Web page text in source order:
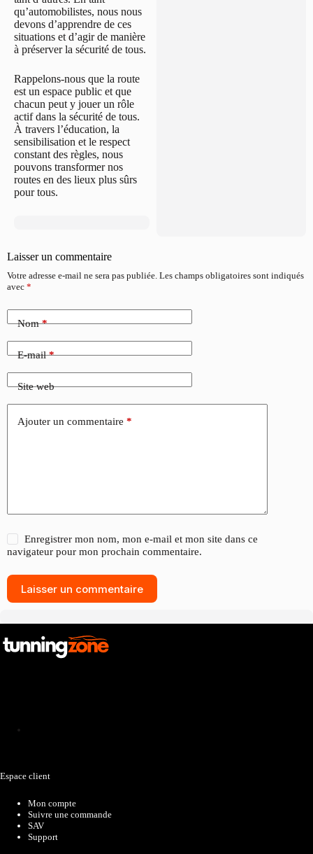
qu’automobilistes, nous nous
devons d’apprendre de ces
situations et d’agir de manière
à préserver la sécurité de tous.
Rappelons-nous que la route
est un espace public et que
chacun peut y jouer un rôle
actif dans la sécurité de tous.
À travers l’éducation, la
sensibilisation et le respect
constant des règles, nous
pouvons transformer nos
routes en des lieux plus sûrs
pour tous.
Laisser un commentaire
Votre adresse e-mail ne sera pas publiée. Les champs obligatoires sont indiqués
avec *
Nom*
E-mail*
Site web
Ajouter un commentaire *
Enregistrer mon nom, mon e-mail et mon site dans ce
navigateur pour mon prochain commentaire.
Laisser un commentaire
Espace client
Mon compte
Suivre une commande
SAV
Support